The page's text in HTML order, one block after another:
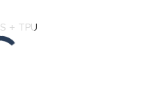
+ TPU